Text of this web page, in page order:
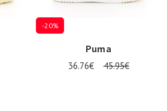
-20%
Puma
36.76€ 45.95€